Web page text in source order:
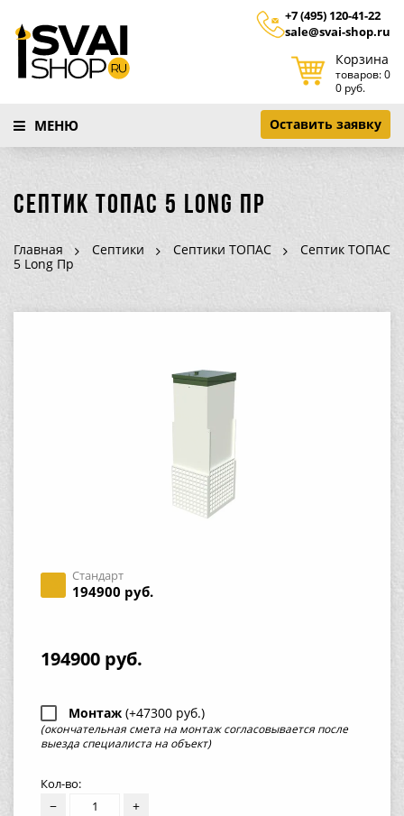
+7 (495) 120-41-22
sale@svai-shop.ru
Корзина
товаров: 0
0 руб.
МЕНЮ Оставить заявку
Септик ТОПАС 5 Long Пр
Главная Септики Септики ТОПАС
Септик ТОПАС
5 Long Пр
Стандарт
194900 руб.
194900 руб.
Монтаж (+47300 руб.)
(окончательная смета на монтаж согласовывается после
выезда специалиста на объект)
Кол-во:
− +